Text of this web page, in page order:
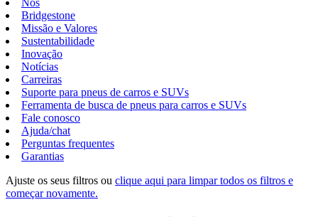
Nós
Bridgestone
Missão e Valores
Sustentabilidade
Inovação
Notícias
Carreiras
Suporte para pneus de carros e SUVs
Ferramenta de busca de pneus para carros e SUVs
Fale conosco
Ajuda/chat
Perguntas frequentes
Garantias
Ajuste os seus filtros ou clique aqui para limpar todos os filtros e
começar novamente.